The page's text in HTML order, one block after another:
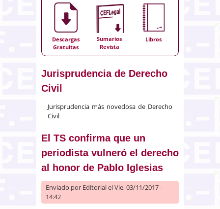
Descargas
Gratuitas
Sumarios
Revista
Libros
Jurisprudencia de Derecho
Civil
Jurisprudencia más novedosa de Derecho
Civil
El TS confirma que un
periodista vulneró el derecho
al honor de Pablo Iglesias
Enviado por Editorialel Vie, 03/11/2017 -
14:42